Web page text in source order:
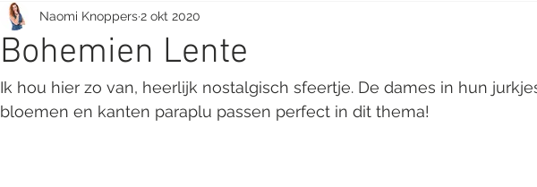
Bohemien Lente
Naomi Knoppers2 okt 2020
Ik hou hier zo van, heerlijk nostalgisch sfeertje. De dames in hun
bloemen en kanten paraplu passen perfect in dit thema!